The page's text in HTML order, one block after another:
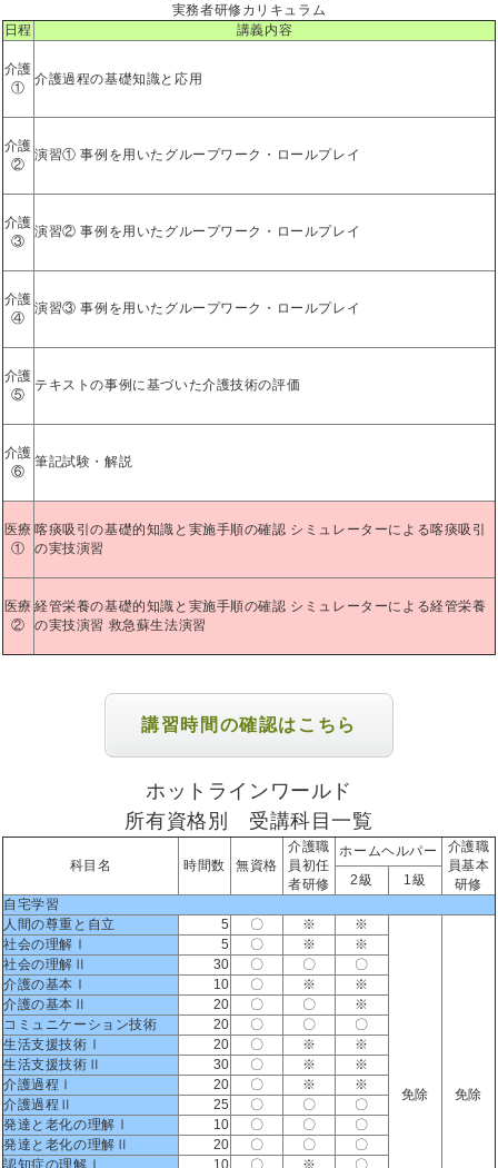
実務者研修カリキュラム
日程
講義内容
介護
①
介護過程の基礎知識と応用
介護
②
演習① 事例を用いたグループワーク・ロールプレイ
介護
③
演習② 事例を用いたグループワーク・ロールプレイ
介護
④
演習③ 事例を用いたグループワーク・ロールプレイ
介護
⑤
テキストの事例に基づいた介護技術の評価
介護
⑥
筆記試験・解説
医療
①
喀痰吸引の基礎的知識と実施手順の確認 シミュレーターによる喀痰吸引
の実技演習
医療
②
経管栄養の基礎的知識と実施手順の確認 シミュレーターによる経管栄養
の実技演習 救急蘇生法演習
講習時間の確認はこちら
ホットラインワールド
所有資格別 受講科目一覧
科目名 時間数 無資格
介護職
員初任
者研修
ホームヘルパー
介護職
員基本
研修
2級
1級
自宅学習
人間の尊重と自立
5 〇 ※ ※
免除 免除
社会の理解Ⅰ 5 〇 ※
※
社会の理解Ⅱ
30 〇 〇
〇
介護の基本Ⅰ
10 〇 ※
※
介護の基本Ⅱ
20 〇 〇
※
コミュニケーション技術
20 〇 〇
〇
生活支援技術Ⅰ
20 〇 ※
※
生活支援技術Ⅱ
30 〇 ※
※
介護過程Ⅰ
20 〇 ※
※
介護過程Ⅱ
25 〇 〇
〇
発達と老化の理解Ⅰ
10 〇 〇
〇
発達と老化の理解Ⅱ
20 〇 〇
〇
認知症の理解Ⅰ
10 〇 ※ 〇